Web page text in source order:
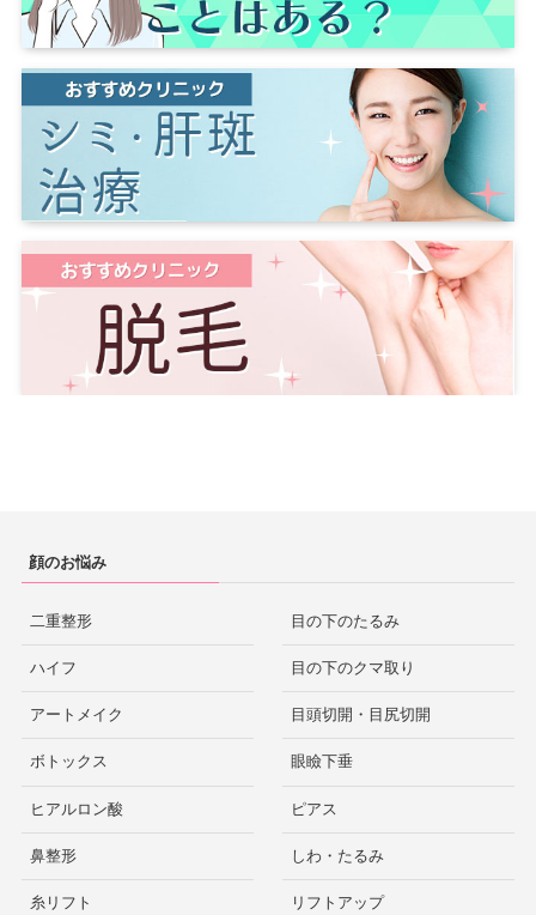
顔のお悩み
二重整形
ハイフ
アートメイク
ボトックス
ヒアルロン酸
鼻整形
糸リフト
目の下のたるみ
目の下のクマ取り
目頭切開・目尻切開
眼瞼下垂
ピアス
しわ・たるみ
リフトアップ